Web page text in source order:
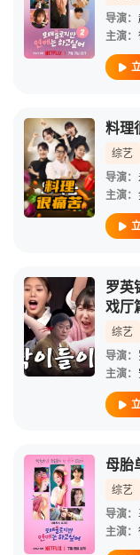
导演：
主演：
料理
综艺
导演：
主演：
罗英
戏厅
综艺
导演：
主演：
母胎
综艺
导演：
主演：